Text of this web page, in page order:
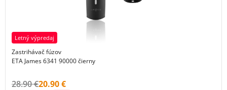
Letný výpredaj
Zastrihávač fúzov
ETA James 6341 90000 čierny
Původní cena s DPH:
28.90 €Cena s DPH:
20.90 €